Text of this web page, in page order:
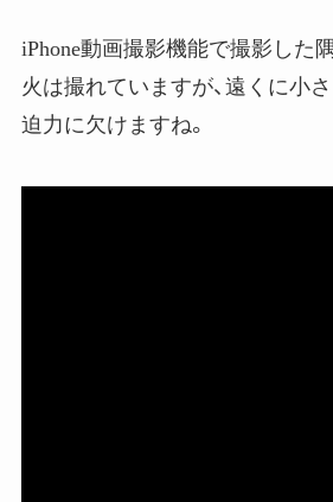
iPhone動画撮影機能で撮影した
火は撮れていますが、遠くに小
迫力に欠けますね。